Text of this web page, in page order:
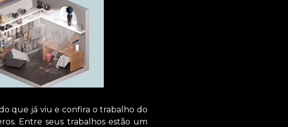
que já viu e confira o trabalho do
Entre seus trabalhos estão um